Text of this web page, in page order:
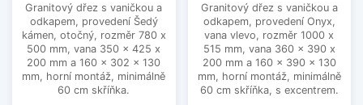
Granitový dřez s vaničkou a
odkapem, provedení Šedý
kámen, otočný, rozměr 780 x
500 mm, vana 350 x 425 x
200 mm a 160 x 302 x 130
mm, horní montáž, minimálně
60 cm skříňka.
Granitový dřez s vaničkou a
odkapem, provedení Onyx,
vana vlevo, rozměr 1000 x
515 mm, vana 360 x 390 x
200 mm a 160 x 390 x 130
mm, horní montáž, minimálně
60 cm skříňka, s excentrem.